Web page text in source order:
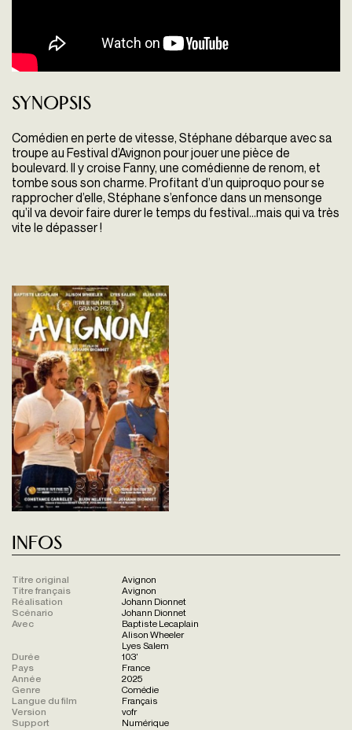
Synopsis
Comédien en perte de vitesse, Stéphane débarque avec sa
troupe au Festival d’Avignon pour jouer une pièce de
boulevard. Il y croise Fanny, une comédienne de renom, et
tombe sous son charme. Profitant d’un quiproquo pour se
rapprocher d’elle, Stéphane s’enfonce dans un mensonge
qu’il va devoir faire durer le temps du festival…mais qui va très
vite le dépasser !
Infos
Titre original
Avignon
Titre français
Avignon
Réalisation
Johann Dionnet
Scénario
Johann Dionnet
Avec
Baptiste Lecaplain
Alison Wheeler
Lyes Salem
Durée
103'
Pays
France
Année
2025
Genre
Comédie
Langue du film
Français
Version
vofr
Support
Numérique